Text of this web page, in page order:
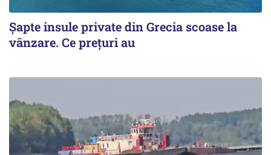
Șapte insule private din Grecia scoase la
vânzare. Ce prețuri au